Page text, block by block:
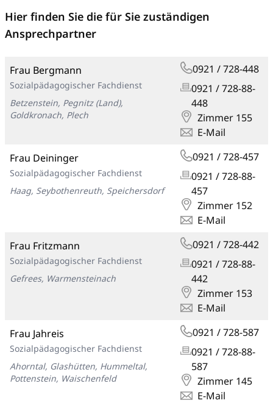
Hier finden Sie die für Sie zuständigen
Ansprechpartner
Frau Bergmann
Sozialpädagogischer Fachdienst
Betzenstein, Pegnitz (Land),
Goldkronach, Plech
0921 / 728-448
0921 / 728-88-
448
Zimmer 155
E-Mail
Frau Deininger
Sozialpädagogischer Fachdienst
Haag, Seybothenreuth, Speichersdorf
0921 / 728-457
0921 / 728-88-
457
Zimmer 152
E-Mail
Frau Fritzmann
Sozialpädagogischer Fachdienst
Gefrees, Warmensteinach
0921 / 728-442
0921 / 728-88-
442
Zimmer 153
E-Mail
Frau Jahreis
Sozialpädagogischer Fachdienst
Ahorntal, Glashütten, Hummeltal,
Pottenstein, Waischenfeld
0921 / 728-587
0921 / 728-88-
587
Zimmer 145
E-Mail